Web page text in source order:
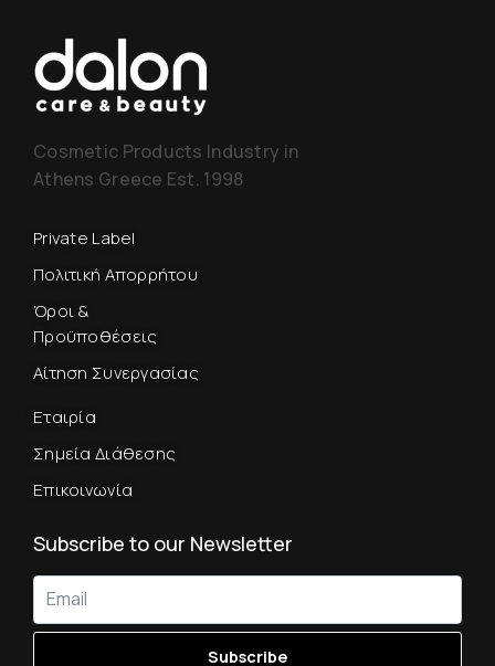
Cosmetic Products Industry in
Athens Greece Est. 1998
Private Label
Πολιτική Απορρήτου
Όροι &
Προϋποθέσεις
Αίτηση Συνεργασίας
Εταιρία
Σημεία Διάθεσης
Επικοινωνία
Subscribe to our Newsletter
Subscribe